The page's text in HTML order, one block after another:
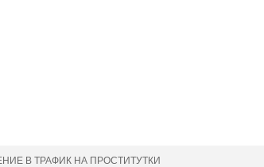
В ТРАФИК НА ПРОСТИТУТКИ